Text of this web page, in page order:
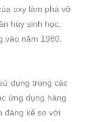
oxy làm phá vỡ
hủy sinh học,
vào năm 1980.
dụng trong các
ứng dụng hàng
đáng kể so với